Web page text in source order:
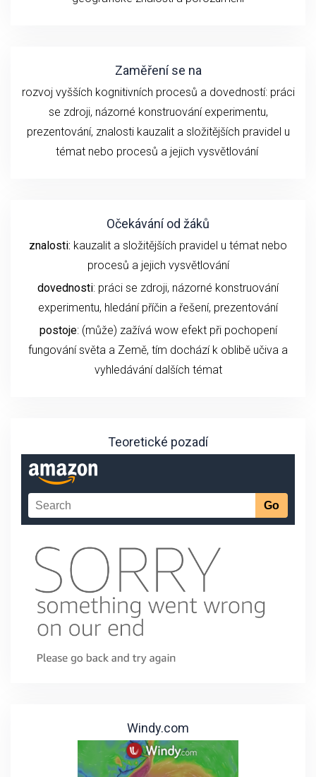
Zaměření se na
rozvoj vyšších kognitivních procesů a dovedností: práci
se zdroji, názorné konstruování experimentu,
prezentování, znalostikauzalit a složitějších pravidel u
témat nebo procesů a jejich vysvětlování
Očekávání od žáků
znalosti: kauzalit a složitějších pravidel u témat nebo
procesů a jejich vysvětlování
dovednosti: práci se zdroji, názorné konstruování
experimentu, hledání příčin a řešení, prezentování
postoje: (může) zažívá wow efekt při pochopení
fungování světa a Země, tím dochází k oblibě učiva a
vyhledávání dalších témat
Teoretické pozadí
Windy.com